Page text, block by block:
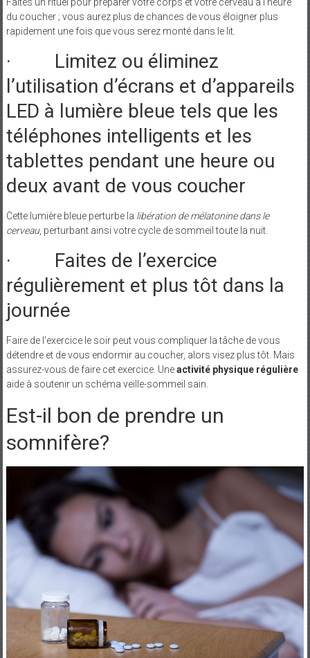
du coucher ; vous aurez plus de chances de vous éloigner plus
rapidement une fois que vous serez monté dans le lit.
· Limitez ou éliminez
l’utilisation d’écrans et d’appareils
LED à lumière bleue tels que les
téléphones intelligents et les
tablettes pendant une heure ou
deux avant de vous coucher
Cette lumière bleue perturbe la libération de mélatonine dans le
cerveau, perturbant ainsi votre cycle de sommeil toute la nuit.
· Faites de l’exercice
régulièrement et plus tôt dans la
journée
Faire de l’exercice le soir peut vous compliquer la tâche de vous
détendre et de vous endormir au coucher, alors visez plus tôt. Mais
assurez-vous de faire cet exercice. Uneactivité physique régulière
aide à soutenir un schéma veille-sommeil sain.
Est-il bon de prendre un
somnifère?